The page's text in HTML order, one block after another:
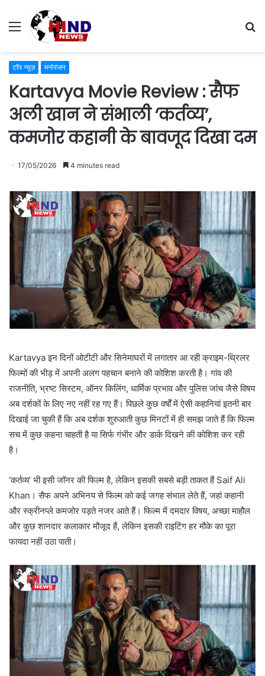
Menu
टॉप न्यूज़ मनोरंजन
Kartavya Movie Review : सैफ
अली खान ने संभाली ‘कर्तव्य’,
कमजोर कहानी के बावजूद दिखा दम
17/05/2026 4 minutes read
Kartavyaइन दिनों ओटीटी और सिनेमाघरों में लगातार आ रही क्राइम-थ्रिलर
फिल्मों की भीड़ में अपनी अलग पहचान बनाने की कोशिश करती है। गांव की
राजनीति, भ्रष्ट सिस्टम, ऑनर किलिंग, धार्मिक प्रभाव और पुलिस जांच जैसे विषय
अब दर्शकों के लिए नए नहीं रह गए हैं। पिछले कुछ वर्षों में ऐसी कहानियां इतनी बार
दिखाई जा चुकी हैं कि अब दर्शक शुरुआती कुछ मिनटों में ही समझ जाते हैं कि फिल्म
सच में कुछ कहना चाहती है या सिर्फ गंभीर और डार्क दिखने की कोशिश कर रही
है।
‘कर्तव्य’ भी इसी जॉनर की फिल्म है, लेकिन इसकी सबसे बड़ी ताकत हैं Saif Ali
Khan । सैफ अपने अभिनय से फिल्म को कई जगह संभाल लेते हैं, जहां कहानी
और स्क्रीनप्ले कमजोर पड़ते नजर आते हैं। फिल्म में दमदार विषय, अच्छा माहौल
और कुछ शानदार कलाकार मौजूद हैं, लेकिन इसकी राइटिंग हर मौके का पूरा
फायदा नहीं उठा पाती।